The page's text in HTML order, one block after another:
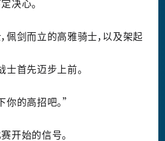
决心。
佩剑而立的高雅骑士，以及架起
士首先迈步上前。
的高招吧。”
开始的信号。